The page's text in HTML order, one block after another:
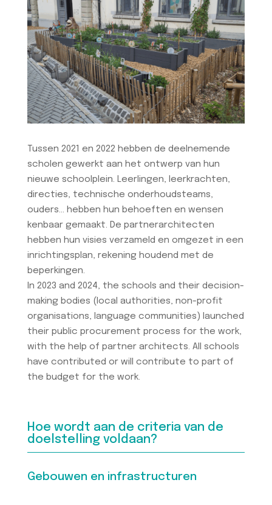
Tussen 2021 en 2022 hebben de deelnemende
scholen gewerkt aan het ontwerp van hun
nieuwe schoolplein. Leerlingen, leerkrachten,
directies, technische onderhoudsteams,
ouders... hebben hun behoeften en wensen
kenbaar gemaakt. De partnerarchitecten
hebben hun visies verzameld en omgezet in een
inrichtingsplan, rekening houdend met de
beperkingen.
In 2023 and 2024, the schools and their decision-
making bodies (local authorities, non-profit
organisations, language communities) launched
their public procurement process for the work,
with the help of partner architects. All schools
have contributed or will contribute to part of
the budget for the work.
Hoe wordt aan de criteria van de
doelstelling voldaan?
Gebouwen en infrastructuren